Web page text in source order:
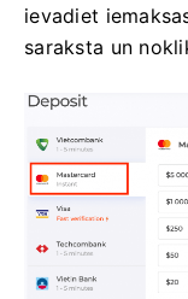
ievadiet
saraksta un